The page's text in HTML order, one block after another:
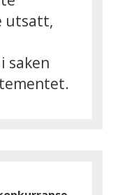
utsatt,
saken